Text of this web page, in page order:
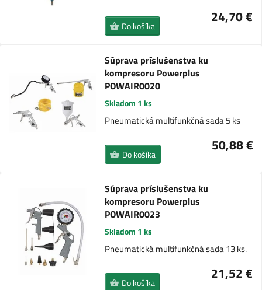
24,70 €
Do košíka
Súprava príslušenstva ku
kompresoru Powerplus
POWAIR0020
Skladom 1 ks
Pneumatická multifunkčná sada 5 ks
50,88 €
Do košíka
Súprava príslušenstva ku
kompresoru Powerplus
POWAIR0023
Skladom 1 ks
Pneumatická multifunkčná sada 13 ks.
21,52 €
Do košíka